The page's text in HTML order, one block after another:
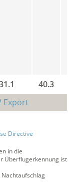
40.3
Export
Directive
in die
Überflugerkennung ist